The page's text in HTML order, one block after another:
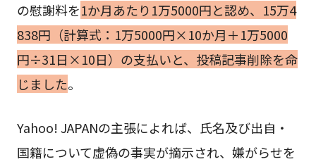
の慰謝料を1か月あたり1万5000円と認め、15万4
838円（計算式：1万5000円×10か月＋1万5000
円÷31日×10日）の支払いと、投稿記事削除を命
じました。
Yahoo! JAPANの主張によれば、氏名及び出自・
国籍について虚偽の事実が摘示され、嫌がらせを